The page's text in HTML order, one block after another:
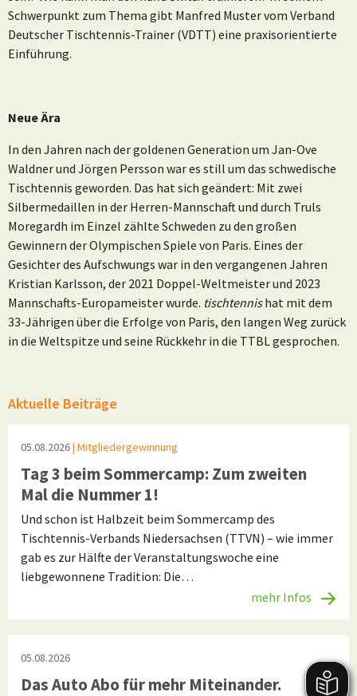
Schwerpunkt zum Thema gibt Manfred Muster vom Verband
Deutscher Tischtennis-Trainer (VDTT) eine praxisorientierte
Einführung.
Neue Ära
In den Jahren nach der goldenen Generation um Jan-Ove
Waldner und Jörgen Persson war es still um das schwedische
Tischtennis geworden. Das hat sich geändert: Mit zwei
Silbermedaillen in der Herren-Mannschaft und durch Truls
Moregardh im Einzel zählte Schweden zu den großen
Gewinnern der Olympischen Spiele von Paris. Eines der
Gesichter des Aufschwungs war in den vergangenen Jahren
Kristian Karlsson, der 2021 Doppel-Weltmeister und 2023
Mannschafts-Europameister wurde. tischtennishat mit dem
33-Jährigen über die Erfolge von Paris, den langen Weg zurück
in die Weltspitze und seine Rückkehr in die TTBL gesprochen.
Aktuelle Beiträge
05.08.2026| Mitgliedergewinnung
Tag 3 beim Sommercamp: Zum zweiten
Mal die Nummer 1!
Und schon ist Halbzeit beim Sommercamp des
Tischtennis-Verbands Niedersachsen (TTVN) – wie immer
gab es zur Hälfte der Veranstaltungswoche eine
liebgewonnene Tradition: Die…
mehr Infos
05.08.2026
Das Auto Abo für mehr Miteinander.